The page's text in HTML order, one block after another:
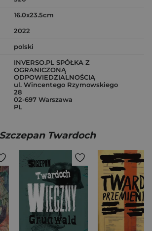
16.0x23.5cm
2022
polski
INVERSO.PL SPÓŁKA Z
OGRANICZONĄ
ODPOWIEDZIALNOŚCIĄ
ul. Wincentego Rzymowskiego
28
02-697 Warszawa
PL
Szczepan Twardoch